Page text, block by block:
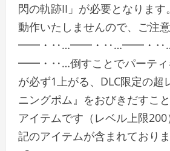
閃の軌跡II」が必要となりま
動作いたしませんので、ご注意
━━・‥…━━・‥…━━・
━━・‥…倒すことでパーティ
が必ず1上がる、DLC限定の超
ニングポム』をおびきだすこ
アイテムです（レベル上限
記のアイテムが含まれており